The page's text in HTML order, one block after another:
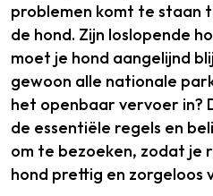
problemen komt te staan
de hond. Zijn loslopende
moet je hond aangelijnd
gewoon alle nationale
het openbaar vervoer in?
de essentiële regels en
om te bezoeken, zodat je
hond prettig en zorgeloos